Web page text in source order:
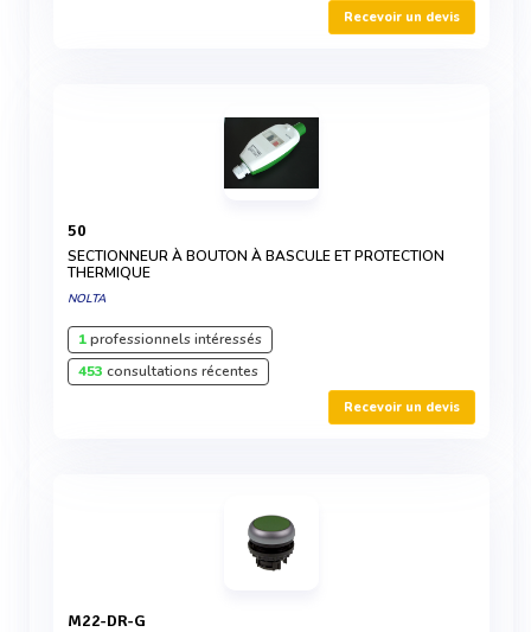
Recevoir un devis
50
SECTIONNEUR À BOUTON À BASCULE ET PROTECTION
THERMIQUE
NOLTA
1professionnels intéressés
453 consultations récentes
Recevoir un devis
M22-DR-G